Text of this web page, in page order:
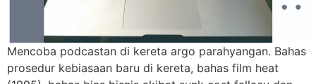
Mencoba podcastan di kereta argo parahyangan. Bahas
prosedur kebiasaan baru di kereta, bahas film heat